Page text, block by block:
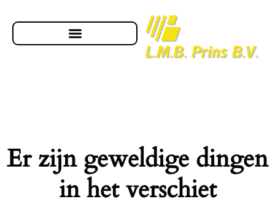
Er zijn geweldige dingen
in het verschiet